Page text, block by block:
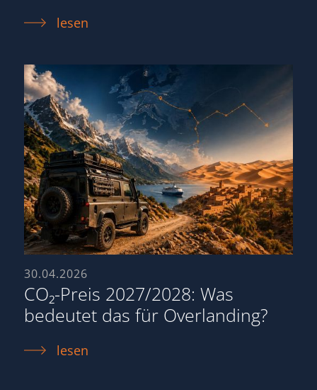
lesen
30.04.2026
CO₂-Preis 2027/2028: Was
bedeutet das für Overlanding?
lesen